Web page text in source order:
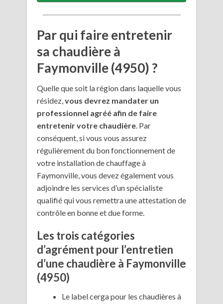
Par qui faire entretenir
sa chaudière à
Faymonville (4950) ?
Quelle que soit la région dans laquelle vous
résidez,vous devrez mandater un
professionnel agréé afin de faire
entretenir votre chaudière. Par
conséquent, si vous vous assurez
régulièrement du bon fonctionnement de
votre installation de chauffage à
Faymonville, vous devez également vous
adjoindre les services d’un spécialiste
qualifié qui vous remettra une attestation de
contrôle en bonne et due forme.
Les trois catégories
d’agrément pour l’entretien
d’une chaudière à Faymonville
(4950)
Le label cerga pour les chaudières à